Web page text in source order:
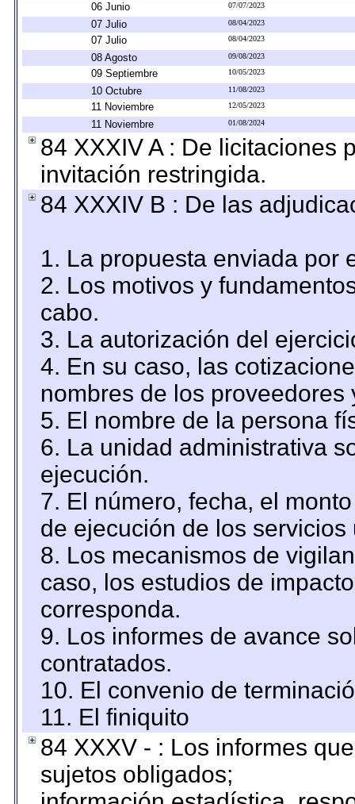
06 Junio 07/07/2023
07 Julio 08/04/2023
07 Julio 08/04/2023
08 Agosto 09/08/2023
09 Septiembre 10/05/2023
10 Octubre 11/08/2023
11 Noviembre 12/05/2023
11 Noviembre 01/08/2024
84 XXXIV A : De licitaciones
invitación restringida.
84 XXXIV B : De las
1. La propuesta enviada por
2. Los motivos y
cabo.
3. La autorización del
4. En su caso, las
nombres de los proveedores
5. El nombre de la persona
6. La unidad administrativa
ejecución.
7. El número, fecha, el
de ejecución de los servicios
8. Los mecanismos de
caso, los estudios de
corresponda.
9. Los informes de avance
contratados.
10. El convenio de
11. El finiquito
84 XXXV - : Los informes
sujetos obligados;